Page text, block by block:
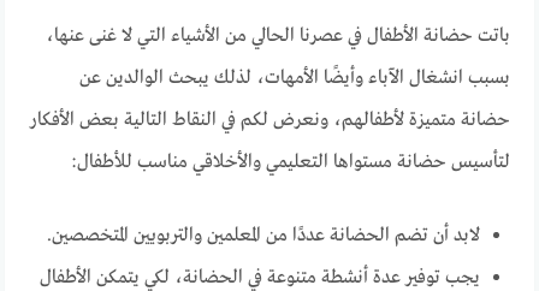
باتت حضانة الأطفال في عصرنا الحالي من الأشياء التي لا غنى عنها،
بسبب انشغال الآباء وأيضًا الأمهات، لذلك يبحث الوالدين عن
حضانة متميزة لأطفالهم، ونعرض لكم في النقاط التالية بعض الأفكار
لتأسيس حضانة مستواها التعليمي والأخلاقي مناسب للأطفال:
لابد أن تضم الحضانة عددًا من المعلمين والتربويين المتخصصين.
يجب توفير عدة أنشطة متنوعة في الحضانة، لكي يتمكن الأطفال